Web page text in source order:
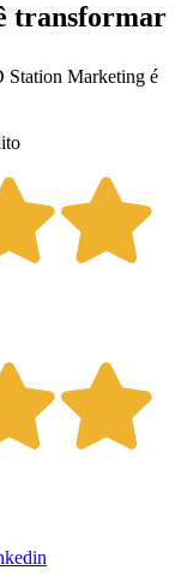
transformar
Station Marketing é